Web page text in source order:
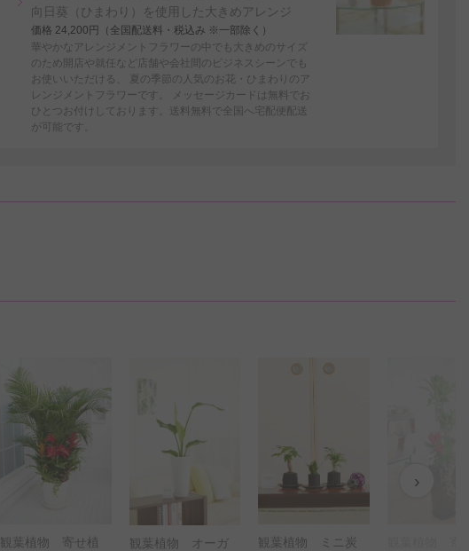
向日葵（ひまわり）を使用した大きめアレンジ
価格 24,200円（全国配送料・税込み ※一部除く）
華やかなアレンジメントフラワーの中でも大きめのサイズ
のため開店や就任など店舗や会社間のビジネスシーンでも
お使いいただける、 夏の季節の人気のお花・ひまわりのア
レンジメントフラワーです。 メッセージカードは無料でお
ひとつお付けしております。送料無料で全国へ宅配便配送
が可能です。
›
観葉植物 オーガ
観葉植物 ミニ炭
観葉植物 寄せ植